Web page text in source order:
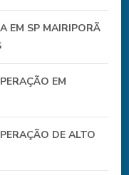
EM SP MAIRIPORÃ
EM
DE ALTO